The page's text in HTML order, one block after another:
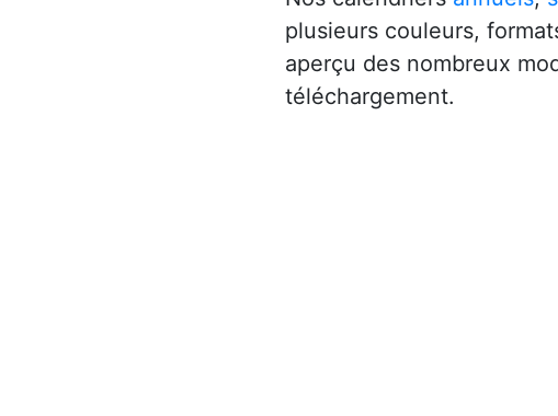
plusieurs couleurs,
aperçu des nombreux
téléchargement.